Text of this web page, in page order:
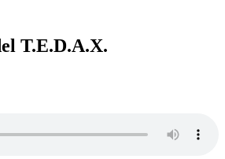
T.E.D.A.X.